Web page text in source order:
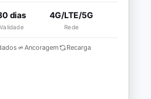
dias
Validade
4G/LTE/5G
Rede
Ancoragem Recarga